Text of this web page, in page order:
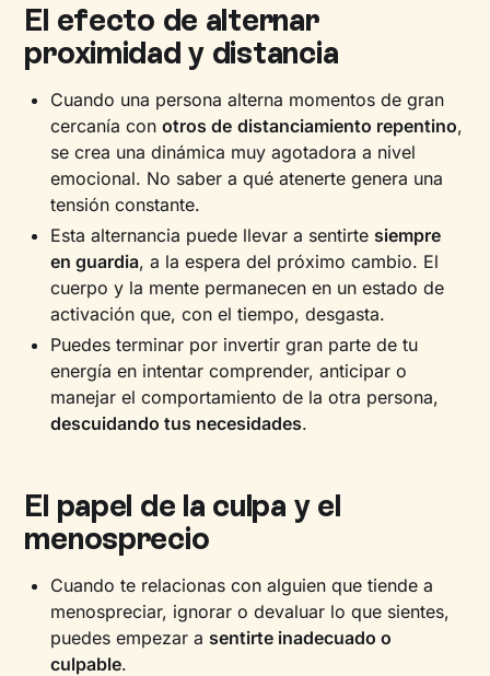
El efecto de alternar
proximidad y distancia
Cuando una persona alterna momentos de gran
cercanía conotros de distanciamiento repentino,
se crea una dinámica muy agotadora a nivel
emocional. No saber a qué atenerte genera una
tensión constante.
Esta alternancia puede llevar a sentirte siempre
en guardia, a la espera del próximo cambio. El
cuerpo y la mente permanecen en un estado de
activación que, con el tiempo, desgasta.
Puedes terminar por invertir gran parte de tu
energía en intentar comprender, anticipar o
manejar el comportamiento de la otra persona,
descuidando tus necesidades.
El papel de la culpa y el
menosprecio
Cuando te relacionas con alguien que tiende a
menospreciar, ignorar o devaluar lo que sientes,
puedes empezar a sentirte inadecuado o
culpable.